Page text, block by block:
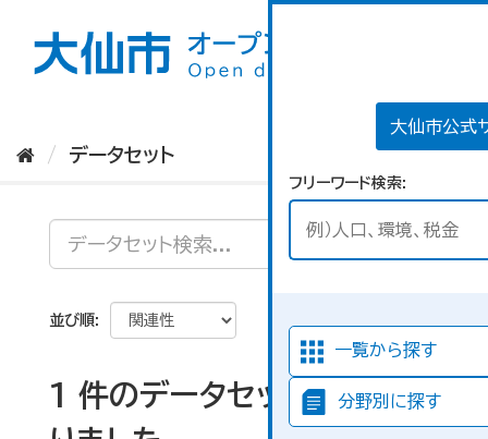
大仙市公式
フリーワード検索
一覧から探す
分野別に探す
データセット
並び順
1 件のデータセットが見つか